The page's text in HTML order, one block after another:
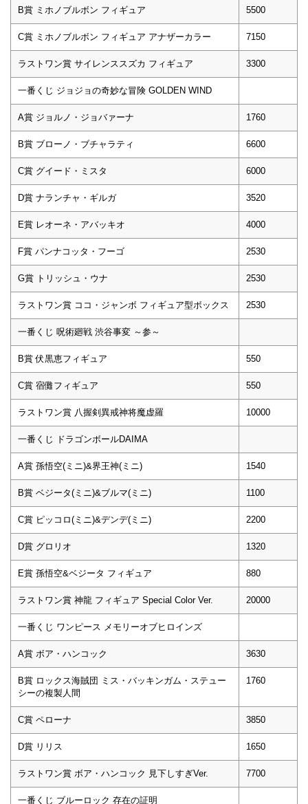
B賞 ミホノブルボン フィギュア 5500
C賞 ミホノブルボン フィギュア アナザーカラー 7150
ラストワン賞 サイレンススズカ フィギュア 3300
一番くじ ジョジョの奇妙な冒険 GOLDEN WIND
A賞 ジョルノ・ジョバァーナ 1760
B賞 ブローノ・ブチャラティ 6600
C賞 グイード・ミスタ 6000
D賞 ナランチャ・ギルガ 3520
E賞 レオーネ・アバッキオ 4000
F賞 パンナコッタ・フーゴ 2530
G賞 トリッシュ・ウナ 2530
ラストワン賞 ココ・ジャンボ フィギュア型ボックス 2530
一番くじ 呪術廻戦 渋谷事変 ～参～
B賞 伏黒恵フィギュア 550
C賞 宿儺フィギュア 550
ラストワン賞 八握剣異戒神将魔虚羅 10000
一番くじ ドラゴンボールDAIMA
A賞 孫悟空(ミニ)&界王神(ミニ) 1540
B賞 ベジータ(ミニ)&ブルマ(ミニ) 1100
C賞 ピッコロ(ミニ)&デンデ(ミニ) 2200
D賞 グロリオ 1320
E賞 孫悟空&ベジータ フィギュア 880
ラストワン賞 神龍 フィギュア Special Color Ver. 20000
一番くじ ワンピース メモリーオブヒロインズ
A賞 ボア・ハンコック 3630
B賞 ロックス海賊団 ミス・バッキンガム・ステュー
シーの複製人間
1760
C賞 ペローナ 3850
D賞 リリス 1650
ラストワン賞 ボア・ハンコック 見下しすぎVer. 7700
一番くじ ブルーロック 存在の証明